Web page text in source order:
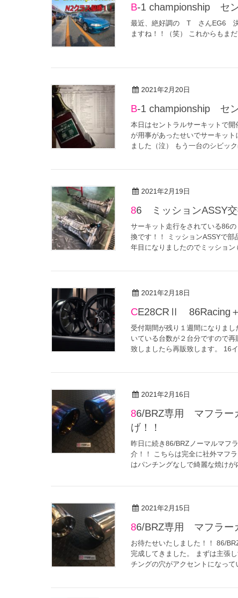
B-1 championship セ
最近、絶好調の T さんEG6 決
ますね！！（笑） これからもま
2021年2月20日
B-1 championship セ
本日はセントラルサーキットで
が用事があったせいでサーキッ
ました（泣） もう一台のシビッ
2021年2月19日
86 ミッションASSY交
サーキット走行をされている86
換です！！ ミッションASSYで
年目になりましたのでミッショ
2021年2月18日
CE28CRⅡ
受付期間が残り１週間になりま
いている台数が２台分ですので
致しましたら再販致します。 16
2021年2月16日
86/BRZ専用 マフラーカッター １００φ ブルーカラー仕上
げ！！
昨日に続き86/BRZノーマルマフ
介！！ こちらは完全に社外マフ
はパンチングなしで綺麗な焼け
2021年2月15日
86/BRZ専用 マフラ
お待たせいたしました！！ 86/
完成してきました。 まずは主張
チングの穴がアクセントになっ